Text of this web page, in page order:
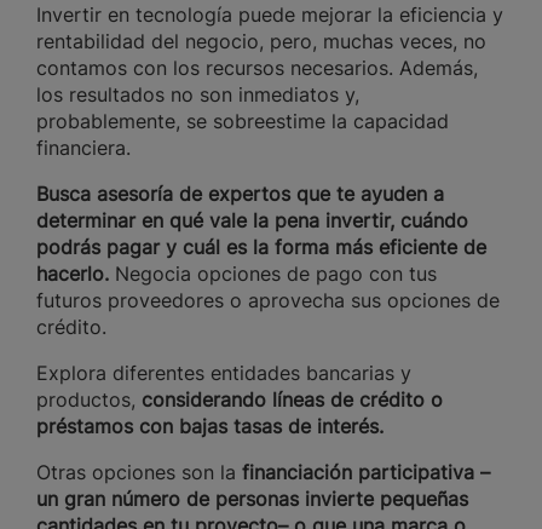
Invertir en tecnología puede mejorar la eficiencia y
rentabilidad del negocio, pero, muchas veces, no
contamos con los recursos necesarios. Además,
los resultados no son inmediatos y,
probablemente, se sobreestime la capacidad
financiera.
Busca asesoría de expertos que te ayuden a
determinar en qué vale la pena invertir, cuándo
podrás pagar y cuál es la forma más eficiente de
hacerlo. Negocia opciones de pago con tus
futuros proveedores o aprovecha sus opciones de
crédito.
Explora diferentes entidades bancarias y
productos, considerando líneas de crédito o
préstamos con bajas tasas de interés.
Otras opciones son la financiación participativa –
un gran número de personas invierte pequeñas